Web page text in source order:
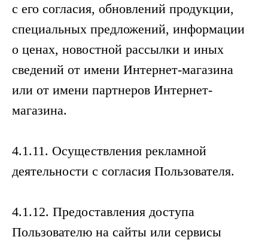
с его согласия, обновлений продукции,
специальных предложений, информации
о ценах, новостной рассылки и иных
сведений от имени Интернет-магазина
или от имени партнеров Интернет-
магазина.
4.1.11. Осуществления рекламной
деятельности с согласия Пользователя.
4.1.12. Предоставления доступа
Пользователю на сайты или сервисы